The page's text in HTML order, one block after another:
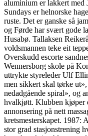
aluminium er lakkert med
Sundays er helnorske
ruste. Det er ganske så
og Førde har svært gode
Husabø. Tallaksen
voldsmannen teke eit
Overskudd escorte
Wennersborg skole på
uttrykte styreleder Ulf
men sikkert skal tørke
nedadgående spiral», og
hvalkjøtt. Klubben kjøper
annonsering på nett
kretsmesterskapet. 1987:
stor grad stasjonstrening